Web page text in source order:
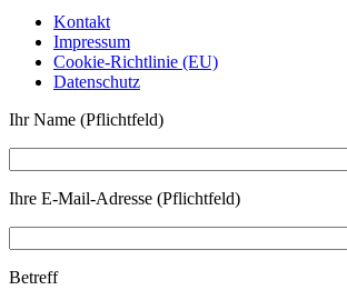
Kontakt
Impressum
Cookie-Richtlinie (EU)
Datenschutz
Ihr Name (Pflichtfeld)
Ihre E-Mail-Adresse (Pflichtfeld)
Betreff